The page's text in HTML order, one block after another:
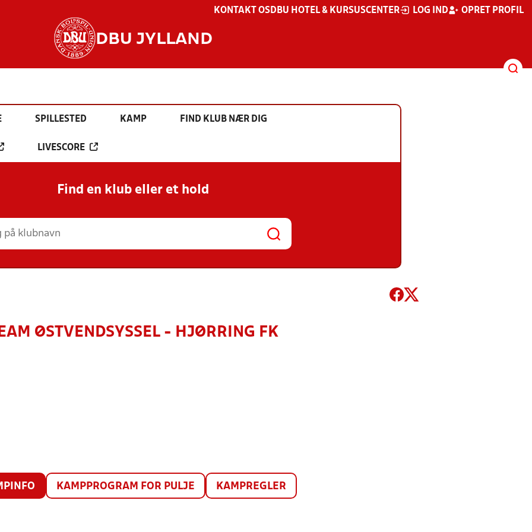
KONTAKT OS DBU HOTEL & KURSUSCENTER LOG IND OPRET PROFIL
DBU JYLLAND
SPILLESTED KAMP FIND KLUB NÆR DIG
LIVESCORE
Find en klub eller et hold
ØSTVENDSYSSEL - HJØRRING FK
KAMPPROGRAM FOR PULJE KAMPREGLER